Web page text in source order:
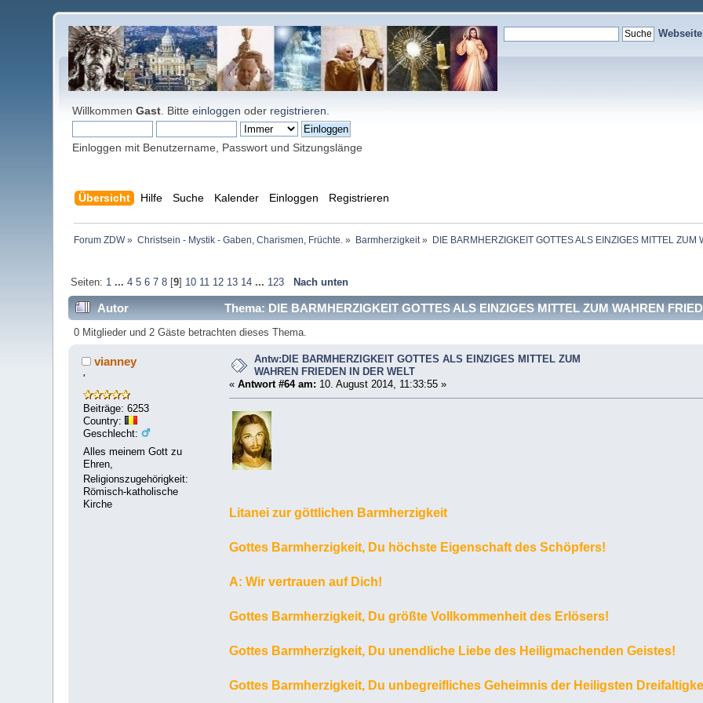
WillkommenGast . Bitteeinloggen oder registrieren
Einloggen mit Benutzername, Passwort und Sitzungslänge
Übersicht Hilfe Suche Kalender Einloggen Registrieren
Forum ZDW» Christsein - Mystik - Gaben, Charismen, Früchte.» Barmherzigkeit» DIE BARMHERZIGKEIT GOTTES ALS EINZIGES MITTEL
Seiten: 1 ... 4 5 6 7 8[9] 10 11 12 13 14 ... 123 Nach unten
Autor Thema: DIE BARMHERZIGKEIT GOTTES ALS EINZIGES MITTEL ZUM WAHREN
0 Mitglieder und 2 Gäste betrachten dieses Thema.
vianney
'
Beiträge: 6253
Country:
Geschlecht:
Alles meinem Gott zu
Ehren,
Religionszugehörigkeit:
Römisch-katholische
Kirche
Antw:DIE BARMHERZIGKEIT GOTTES ALS EINZIGES MITTEL ZUM
WAHREN FRIEDEN IN DER WELT
« Antwort #64 am: 10. August 2014, 11:33:55 »
Litanei zur göttlichen Barmherzigkeit
Gottes Barmherzigkeit, Du höchste Eigenschaft des Schöpfers!
A: Wir vertrauen auf Dich!
Gottes Barmherzigkeit, Du größte Vollkommenheit des Erlösers!
Gottes Barmherzigkeit, Du unendliche Liebe des Heiligmachenden Geistes!
Gottes Barmherzigkeit, Du unbegreifliches Geheimnis der Heiligsten